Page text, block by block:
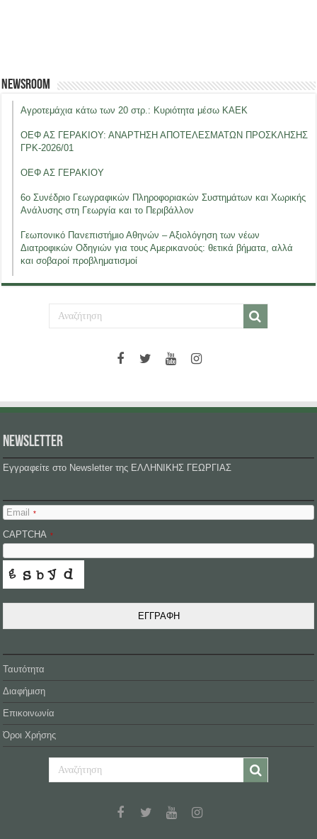
Newsroom
Αγροτεμάχια κάτω των 20 στρ.: Κυριότητα μέσω ΚΑΕΚ
ΟΕΦ ΑΣ ΓΕΡΑΚΙΟΥ: ΑΝΑΡΤΗΣΗ ΑΠΟΤΕΛΕΣΜΑΤΩΝ ΠΡΟΣΚΛΗΣΗΣ
ΓΡΚ-2026/01
ΟΕΦ ΑΣ ΓΕΡΑΚΙΟΥ
6ο Συνέδριο Γεωγραφικών Πληροφοριακών Συστημάτων και Χωρικής
Ανάλυσης στη Γεωργία και το Περιβάλλον
Γεωπονικό Πανεπιστήμιο Αθηνών – Αξιολόγηση των νέων
Διατροφικών Οδηγιών για τους Αμερικανούς: θετικά βήματα, αλλά
και σοβαροί προβληματισμοί
NEWSLETTER
Εγγραφείτε στο Newsletter της ΕΛΛΗΝΙΚΗΣ ΓΕΩΡΓΙΑΣ
Email *
CAPTCHA *
ΕΓΓΡΑΦΗ
Ταυτότητα
Διαφήμιση
Επικοινωνία
Όροι Χρήσης